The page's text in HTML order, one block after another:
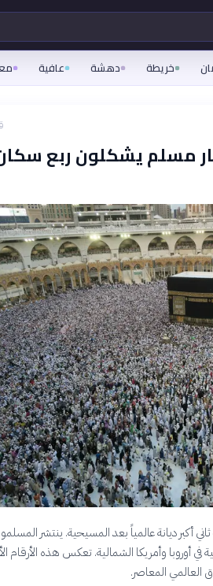
خريطة دهشة عافية
بالأرقام — 1.8 مليار مسلم يشكلون ربع
أكبر ديانة عالمياً بعد المسيحية. ينتشر
أوروبا وأمريكا الشمالية. تعكس هذه الأرقام
العالمي المعاصر.